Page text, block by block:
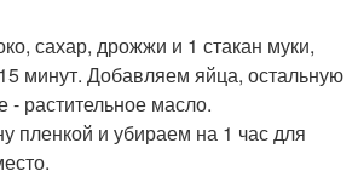
сахар, дрожжи и 1 стакан муки,
минут. Добавляем яйца, остальную
- растительное масло.
пленкой и убираем на 1 час для